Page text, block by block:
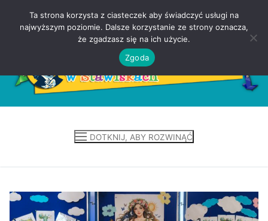
Przejdź
DOTKNIJ, ABY ROZWINĄĆ
Ta strona korzysta z ciasteczek aby świadczyć usługi na
najwyższym poziomie. Dalsze korzystanie ze strony oznacza,
że zgadzasz się na ich użycie.
Zgoda